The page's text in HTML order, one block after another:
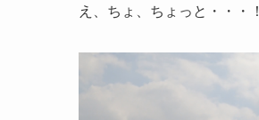
え、ちょ、ちょっと・・・！